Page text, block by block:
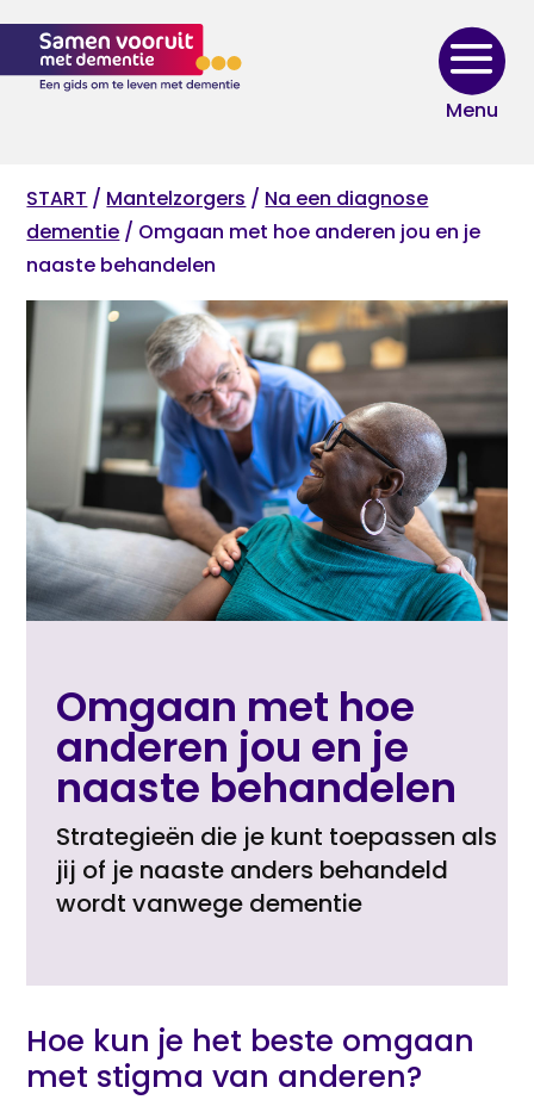
content
START / Mantelzorgers / Na een diagnose
dementie / Omgaan met hoe anderen jou en je
naaste behandelen
Omgaan met hoe
anderen jou en je
naaste behandelen
Strategieën die je kunt toepassen als
jij of je naaste anders behandeld
wordt vanwege dementie
Hoe kun je het beste omgaan
met stigma van anderen?